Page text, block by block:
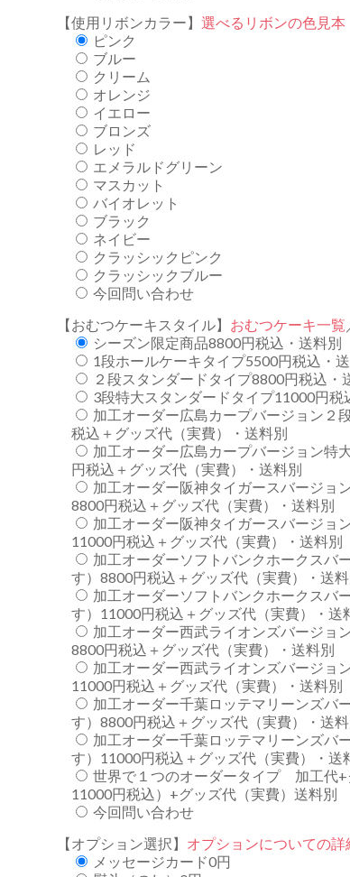
【使用リボンカラー】 選べるリボンの色見本
ピンク
ブルー
クリーム
オレンジ
イエロー
ブロンズ
レッド
エメラルドグリーン
マスカット
バイオレット
ブラック
ネイビー
クラッシックピンク
クラッシックブルー
今回問い合わせ
【おむつケーキスタイル】
おむつケーキ一覧
シーズン限定商品8800円税込・送料別
1段ホールケーキタイプ5500円税込・
２段スタンダードタイプ8800円税込・
3段特大スタンダードタイプ11000円税
加工オーダー広島カープバージョン２
税込＋グッズ代（実費）・送料別
加工オーダー広島カープバージョン特
円税込＋グッズ代（実費）・送料別
加工オーダー阪神タイガースバージョ
8800円税込＋グッズ代（実費）・送料別
加工オーダー阪神タイガースバージョ
11000円税込＋グッズ代（実費）・送料別
加工オーダーソフトバンクホークスバ
す）8800円税込＋グッズ代（実費）・送
加工オーダーソフトバンクホークスバ
す）11000円税込＋グッズ代（実費）・送
加工オーダー西武ライオンズバージョ
8800円税込＋グッズ代（実費）・送料別
加工オーダー西武ライオンズバージョ
11000円税込＋グッズ代（実費）・送料別
加工オーダー千葉ロッテマリーンズバ
す）8800円税込＋グッズ代（実費）・送
加工オーダー千葉ロッテマリーンズバ
す）11000円税込＋グッズ代（実費）・送
世界で１つのオーダータイプ 加工代
11000円税込）+グッズ代（実費）送料別
今回問い合わせ
【オプション選択】 オプションについての詳
メッセージカード0円